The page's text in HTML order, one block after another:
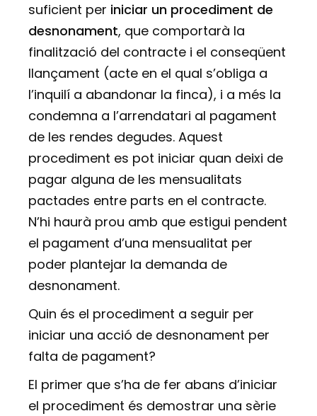
suficient per iniciar un procediment de
desnonament, que comportarà la
finalització del contracte i el conseqüent
llançament (acte en el qual s’obliga a
l’inquilí a abandonar la finca), i a més la
condemna a l’arrendatari al pagament
de les rendes degudes. Aquest
procediment es pot iniciar quan deixi de
pagar alguna de les mensualitats
pactades entre parts en el contracte.
N’hi haurà prou amb que estigui pendent
el pagament d’una mensualitat per
poder plantejar la demanda de
desnonament.
Quin és el procediment a seguir per
iniciar una acció de desnonament per
falta de pagament?
El primer que s’ha de fer abans d’iniciar
el procediment és demostrar una sèrie